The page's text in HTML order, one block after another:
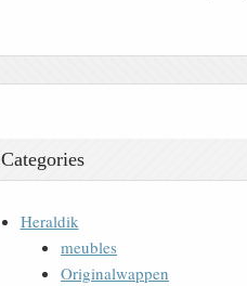
Categories
Heraldik
meubles
Originalwappen